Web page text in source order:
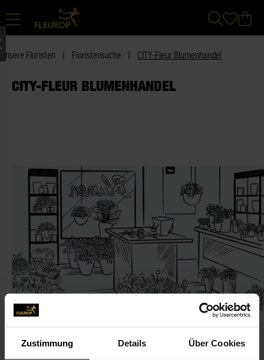
Zustimmung Details Über Cookies
Unsere Floristen Floristensuche CITY-Fleur Blumenhandel
CITY-FLEUR BLUMENHANDEL